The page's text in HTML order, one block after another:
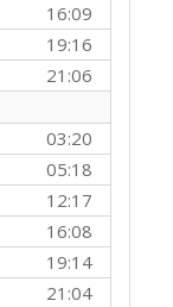
16:09
19:16
21:06
03:20
05:18
12:17
16:08
19:14
21:04